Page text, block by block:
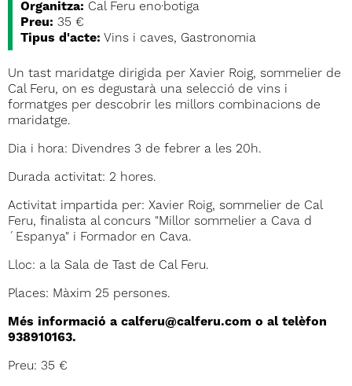
Organitza: Cal Feru eno·botiga
Preu: 35 €
Tipus d'acte: Vins i caves, Gastronomia
Un tast maridatge dirigida per Xavier Roig, sommelier de
Cal Feru, on es degustarà una selecció de vins i
formatges per descobrir les millors combinacions de
maridatge.
Dia i hora: Divendres 3 de febrer a les 20h.
Durada activitat: 2 hores.
Activitat impartida per: Xavier Roig, sommelier de Cal
Feru, finalista al concurs "Millor sommelier a Cava d
´Espanya" i Formador en Cava.
Lloc: a la Sala de Tast de Cal Feru.
Places: Màxim 25 persones.
Més informació a calferu@calferu.com o al telèfon
938910163.
Preu: 35 €